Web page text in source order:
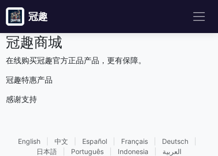
冠趣
冠趣商城
在线购买冠趣官方正品产品，更有保障。
冠趣特惠产品
感谢支持
English 中文 Español Français Deutsch
日本語
Português Indonesia العربية